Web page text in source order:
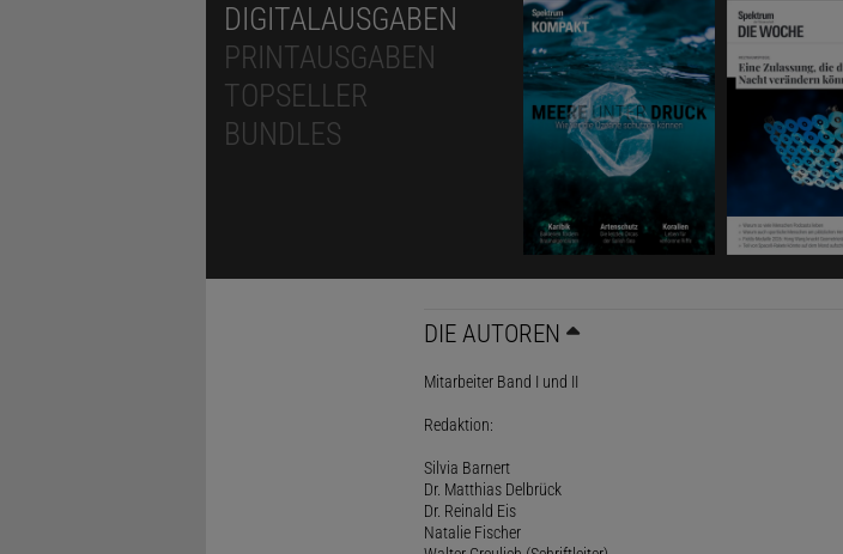
DIGITALAUSGABEN
PRINTAUSGABEN
TOPSELLER
BUNDLES
DIE AUTOREN
Mitarbeiter Band I und II
Redaktion:
Silvia Barnert
Dr. Matthias Delbrück
Dr. Reinald Eis
Natalie Fischer